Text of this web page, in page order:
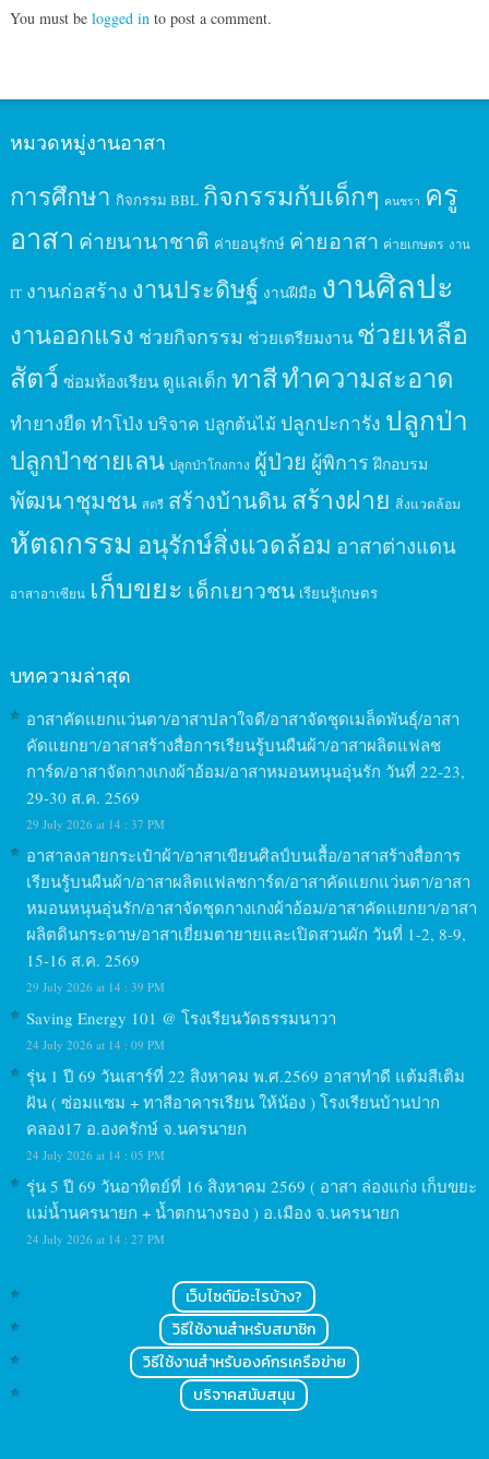
You must be logged into post a comment.
หมวดหมู่งานอาสา
การศึกษา กิจกรรม BBL กิจกรรมกับเด็กๆ คนชรา ครู
อาสา ค่ายนานาชาติ ค่ายอนุรักษ์ ค่ายอาสา ค่ายเกษตร งาน
IT งานก่อสร้าง งานประดิษฐ์ งานฝีมือ งานศิลปะ
งานออกแรง ช่วยกิจกรรม ช่วยเตรียมงาน ช่วยเหลือ
สัตว์ ซ่อมห้องเรียน ดูแลเด็ก ทาสีทำความสะอาด
ทำยางยืด ทำโป่ง บริจาค ปลูกต้นไม้ ปลูกปะการัง ปลูกป่า
ปลูกป่าชายเลน ปลูกป่าโกงกาง ผู้ป่วย ผู้พิการ ฝึกอบรม
พัฒนาชุมชน สตรี สร้างบ้านดินสร้างฝาย สิ่งแวดล้อม
หัตถกรรม อนุรักษ์สิ่งแวดล้อม อาสาต่างแดน
อาสาอาเซียน เก็บขยะ เด็กเยาวชน เรียนรู้เกษตร
บทความล่าสุด
อาสาคัดแยกแว่นตา/อาสาปลาใจดี/อาสาจัดชุดเมล็ดพันธุ์/อาสา
คัดแยกยา/อาสาสร้างสื่อการเรียนรู้บนผืนผ้า/อาสาผลิตแฟลช
การ์ด/อาสาจัดกางเกงผ้าอ้อม/อาสาหมอนหนุนอุ่นรัก วันที่ 22-23,
29-30 ส.ค. 2569
29 July 2026 at 14 : 37 PM
อาสาลงลายกระเป๋าผ้า/อาสาเขียนศิลป์บนเสื้อ/อาสาสร้างสื่อการ
เรียนรู้บนผืนผ้า/อาสาผลิตแฟลชการ์ด/อาสาคัดแยกแว่นตา/อาสา
หมอนหนุนอุ่นรัก/อาสาจัดชุดกางเกงผ้าอ้อม/อาสาคัดแยกยา/อาสา
ผลิตดินกระดาษ/อาสาเยี่ยมตายายและเปิดสวนผัก วันที่ 1-2, 8-9,
15-16 ส.ค. 2569
29 July 2026 at 14 : 39 PM
Saving Energy 101 @ โรงเรียนวัดธรรมนาวา
24 July 2026 at 14 : 09 PM
รุ่น 1 ปี 69 วันเสาร์ที่ 22 สิงหาคม พ.ศ.2569 อาสาทำดี แต้มสีเติม
ฝัน ( ซ่อมแซม + ทาสีอาคารเรียน ให้น้อง ) โรงเรียนบ้านปาก
คลอง17 อ.องครักษ์ จ.นครนายก
24 July 2026 at 14 : 05 PM
รุ่น 5 ปี 69 วันอาทิตย์ที่ 16 สิงหาคม 2569 ( อาสา ล่องแก่ง เก็บขยะ
แม่น้ำนครนายก + น้ำตกนางรอง ) อ.เมือง จ.นครนายก
24 July 2026 at 14 : 27 PM
เว็บไซต์มีอะไรบ้าง?
วิธีใช้งานสำหรับสมาชิก
วิธีใช้งานสำหรับองค์กรเครือข่าย
บริจาคสนับสนุน